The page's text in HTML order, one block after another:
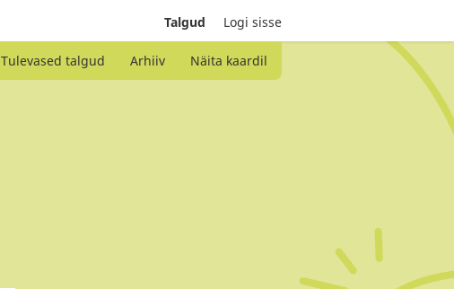
Talgud Logi sisse
Tulevased talgud Arhiiv Näita kaardil